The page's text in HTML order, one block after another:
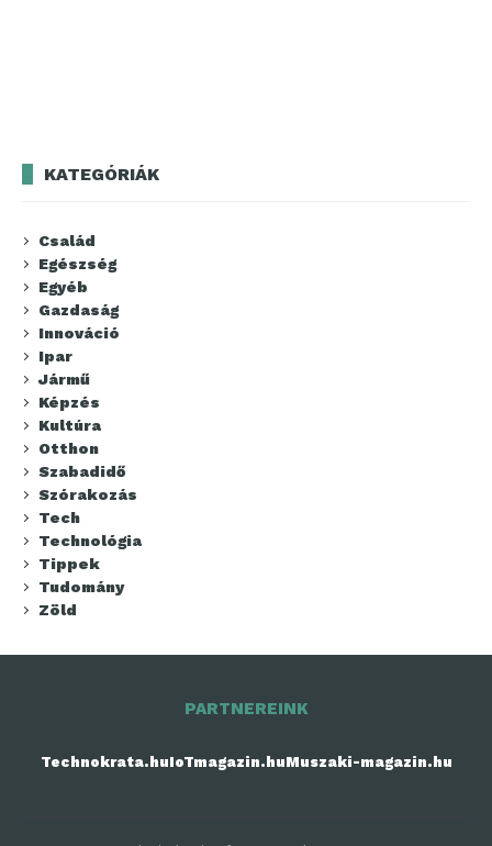
KATEGÓRIÁK
Család
Egészség
Egyéb
Gazdaság
Innováció
Ipar
Jármű
Képzés
Kultúra
Otthon
Szabadidő
Szórakozás
Tech
Technológia
Tippek
Tudomány
Zöld
PARTNEREINK
Technokrata.huIoTmagazin.huMuszaki-magazin.hu